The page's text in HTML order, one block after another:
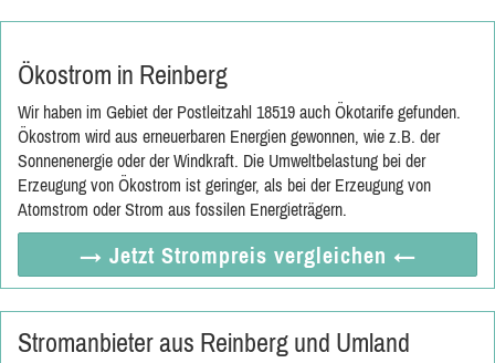
Ökostrom in Reinberg
Wir haben im Gebiet der Postleitzahl 18519 auch Ökotarife gefunden.
Ökostrom wird aus erneuerbaren Energien gewonnen, wie z.B. der
Sonnenenergie oder der Windkraft. Die Umweltbelastung bei der
Erzeugung von Ökostrom ist geringer, als bei der Erzeugung von
Atomstrom oder Strom aus fossilen Energieträgern.
→ Jetzt Strompreis vergleichen ←
Stromanbieter aus Reinberg und Umland